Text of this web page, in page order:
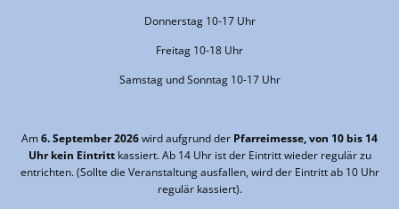
Donnerstag 10-17 Uhr
Freitag 10-18 Uhr
Samstag und Sonntag 10-17 Uhr
Am6. September 2026wird aufgrund der Pfarreimesse, von 10 bis 14
Uhr kein Eintrittkassiert. Ab 14 Uhr ist der Eintritt wieder regulär zu
entrichten. (Sollte die Veranstaltung ausfallen, wird der Eintritt ab 10 Uhr
regulär kassiert).